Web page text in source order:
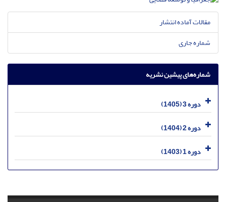
مقالات آماده انتشار
شماره جاری
شماره‌های پیشین نشریه
دوره 3 (1405)
دوره 2 (1404)
دوره 1 (1403)